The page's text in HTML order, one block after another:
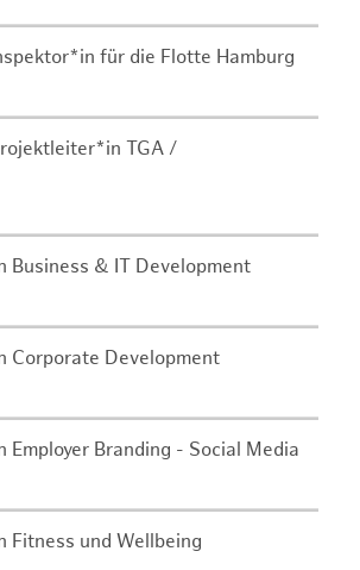
für die Flotte Hamburg
TGA /
Business & IT Development
Corporate Development
Branding - Social Media
Fitness und Wellbeing